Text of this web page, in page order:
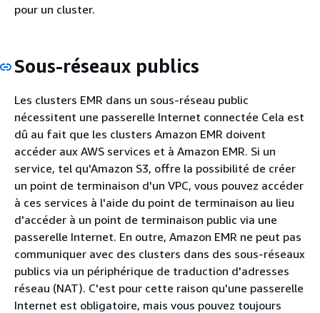
pour un cluster.
Sous-réseaux publics
Les clusters EMR dans un sous-réseau public
nécessitent une passerelle Internet connectée Cela est
dû au fait que les clusters Amazon EMR doivent
accéder aux AWS services et à Amazon EMR. Si un
service, tel qu'Amazon S3, offre la possibilité de créer
un point de terminaison d'un VPC, vous pouvez accéder
à ces services à l'aide du point de terminaison au lieu
d'accéder à un point de terminaison public via une
passerelle Internet. En outre, Amazon EMR ne peut pas
communiquer avec des clusters dans des sous-réseaux
publics via un périphérique de traduction d'adresses
réseau (NAT). C'est pour cette raison qu'une passerelle
Internet est obligatoire, mais vous pouvez toujours